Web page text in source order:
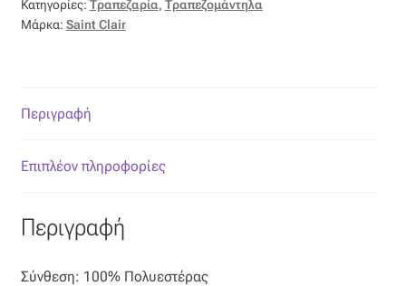
Ζακάρ
Κρεπ
Λινό
Κατηγορίες: Τραπεζαρία, Τραπεζομάντηλα
Μάρκα: Saint Clair
Περιγραφή
Επιπλέον πληροφορίες
Περιγραφή
Σύνθεση: 100% Πολυεστέρας